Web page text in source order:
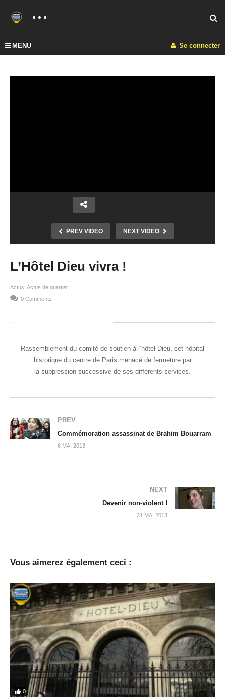
MENU Se connecter
PREV VIDEO NEXT VIDEO
L’Hôtel Dieu vivra !
Actus Actus de quartier
0 Comments
Rassemblement du comité de soutien à l’hôtel Dieu, cet hôpital
historique du centre de Paris menacé de fermeture par
la suppression successive de ses différents services.
PREV
Commémoration assassinat de Brahim Bouarram
6 MAI 2013
NEXT
Devenir non-violent !
21 MAI 2013
Vous aimerez également ceci :
0